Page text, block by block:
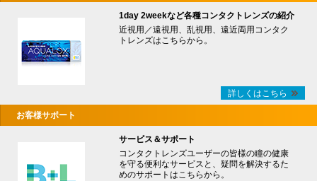
1day 2weekなど各種コンタクトレンズの紹介
近視用／遠視用、乱視用、遠近両用コンタク
トレンズはこちらから。
詳しくはこちら
お客様サポート
サービス＆サポート
コンタクトレンズユーザーの皆様の瞳の健康
を守る便利なサービスと、疑問を解決するた
めのサポートはこちらから。